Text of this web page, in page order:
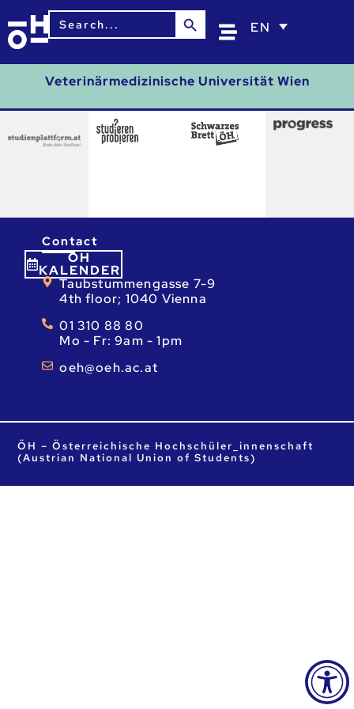
Search
for:
Search Button
EN
Veterinärmedizinische Universität Wien
ÖH
KALENDER
Contact
Taubstummengasse 7-9
4th floor; 1040 Vienna
01 310 88 80
Mo - Fr: 9am - 1pm
ta.ca.heo@heo
ÖH – Österreichische Hochschüler_innenschaft
(Austrian National Union of Students)